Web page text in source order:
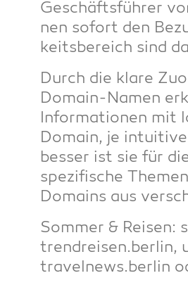
Geschäfts­füh­rer
nen sofort den
keits­be­reich sind
Durch die kla­re
Domain-Namen
Infor­ma­tio­nen mit
Domain, je
bes­ser ist sie für
spe­zi­fi­sche
Domains aus
Som­mer & Rei­sen:
trendreisen.berlin,
travelnews.berlin